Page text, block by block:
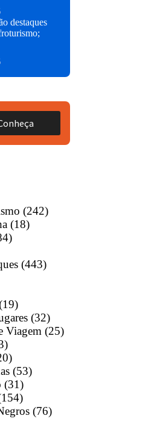
destaques
(242)
(18)
(443)
(32)
Viagem (25)
(53)
(31)
(76)